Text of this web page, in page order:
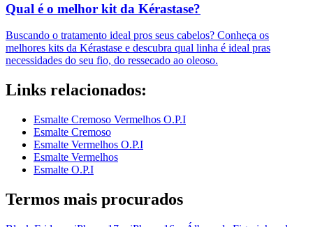
Qual é o melhor kit da Kérastase?
Buscando o tratamento ideal pros seus cabelos? Conheça os
melhores kits da Kérastase e descubra qual linha é ideal pras
necessidades do seu fio, do ressecado ao oleoso.
Links relacionados:
Esmalte Cremoso Vermelhos O.P.I
Esmalte Cremoso
Esmalte Vermelhos O.P.I
Esmalte Vermelhos
Esmalte O.P.I
Termos mais procurados